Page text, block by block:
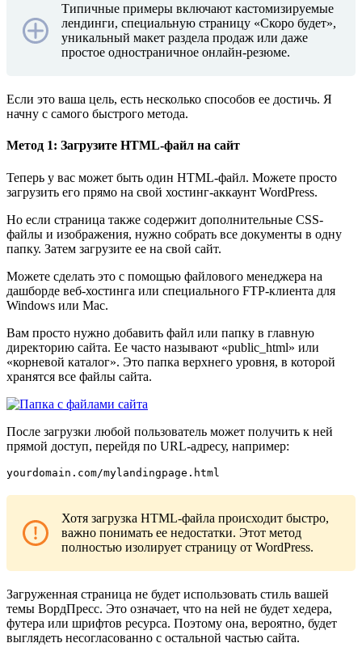
Типичные примеры включают кастомизируемые
лендинги, специальную страницу «Скоро будет»,
уникальный макет раздела продаж или даже
простое одностраничное онлайн-резюме.
Если это ваша цель, есть несколько способов ее достичь. Я
начну с самого быстрого метода.
Метод 1: Загрузите HTML-файл на сайт
Теперь у вас может быть один HTML-файл. Можете просто
загрузить его прямо на свой хостинг-аккаунт WordPress.
Но если страница также содержит дополнительные CSS-
файлы и изображения, нужно собрать все документы в одну
папку. Затем загрузите ее на свой сайт.
Можете сделать это с помощью файлового менеджера на
дашборде веб-хостинга или специального FTP-клиента для
Windows или Mac.
Вам просто нужно добавить файл или папку в главную
директорию сайта. Ее часто называют «public_html» или
«корневой каталог». Это папка верхнего уровня, в которой
хранятся все файлы сайта.
После загрузки любой пользователь может получить к ней
прямой доступ, перейдя по URL-адресу, например:
yourdomain.com/mylandingpage.html
Хотя загрузка HTML-файла происходит быстро,
важно понимать ее недостатки. Этот метод
полностью изолирует страницу от WordPress.
Загруженная страница не будет использовать стиль вашей
темы ВордПресс. Это означает, что на ней не будет хедера,
футера или шрифтов ресурса. Поэтому она, вероятно, будет
выглядеть несогласованно с остальной частью сайта.